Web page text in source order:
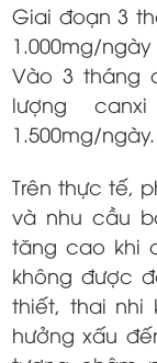
Giai đoạn 3
1.000mg/ngày
Vào 3 tháng
lượng
1.500mg/ngày.
Trên thực tế,
và nhu cầu
tăng cao khi
không được
thiết, thai nhi
hưởng xấu